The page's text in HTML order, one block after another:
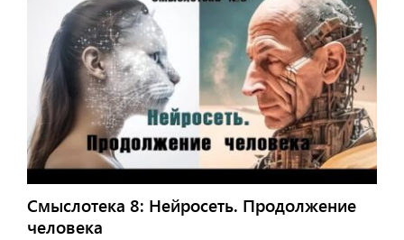
Смыслотека 8: Нейросеть. Продолжение
человека